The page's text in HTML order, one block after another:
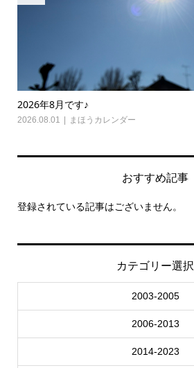
2026年8月です♪
2026.08.01 まほうカレンダー
おすすめ記事
登録されている記事はございません。
カテゴリー選択
2003-2005
2006-2013
2014-2023